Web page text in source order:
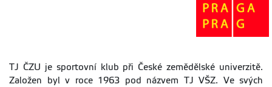
TJ ČZU je sportovní klub při České zemědělské univerzitě.
Založen byl v roce 1963 pod názvem TJ VŠZ. Ve svých